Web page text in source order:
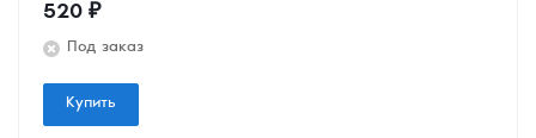
520 ₽
Под заказ
Купить